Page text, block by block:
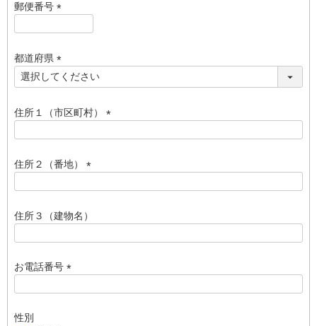
)
郵便番号
須
)
都道府県
(
必
須
)
住所１（市区町村）
)
住所２（番地）
須
)
住所３（建物名）
お電話番号
性別